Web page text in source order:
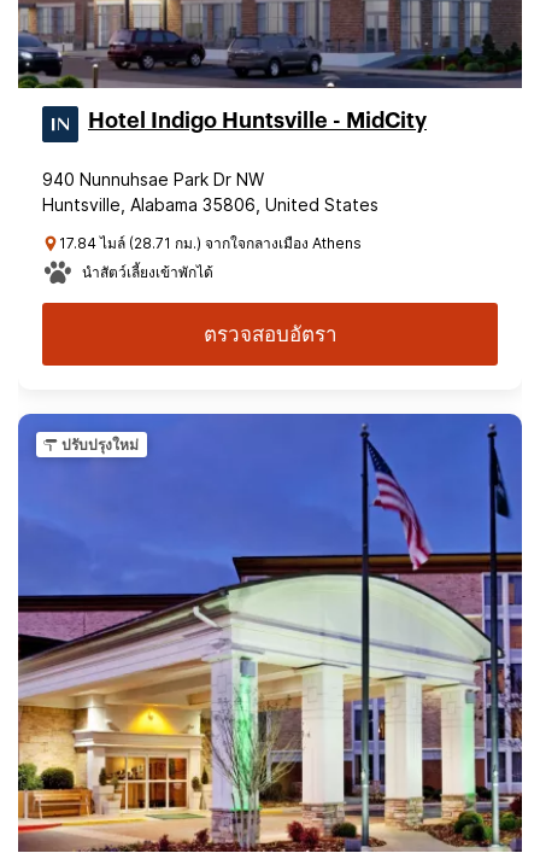
Hotel Indigo Huntsville - MidCity
940 Nunnuhsae Park Dr NW
Huntsville, Alabama 35806, United States
17.84 ไมล์ (28.71 กม.) จากใจกลางเมือง Athens
นำสัตว์เลี้ยงเข้าพักได้
ตรวจสอบอัตรา
ปรับปรุงใหม่